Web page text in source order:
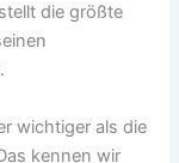
die größte
wichtiger als die
kennen wir